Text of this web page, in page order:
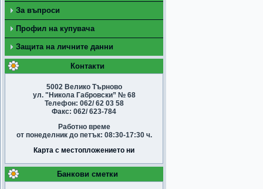
За въпроси
Профил на купувача
Защита на личните данни
Контакти
5002 Велико Търново
ул. "Никола Габровски” № 68
Телефон: 062/ 62 03 58
Факс: 062/ 623-784
Работно време
от понеделник до петък: 08:30-17:30 ч.
Карта с местопложението ни
Банкови сметки